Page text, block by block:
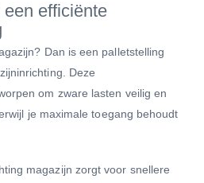
efficiënte
Dan is een palletstelling
Deze
om zware lasten veilig en
je maximale toegang behoudt
magazijn zorgt voor snellere